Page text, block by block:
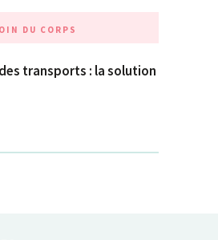
DU CORPS
transports : la solution